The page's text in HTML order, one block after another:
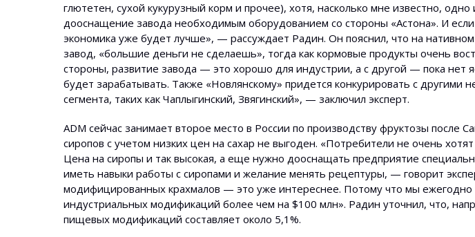
глютетен, сухой кукурузный корм и прочее), хотя, насколько мне известно,
дооснащение завода необходимым оборудованием со стороны «Астона». И
экономика уже будет лучше», — рассуждает Радин. Он пояснил, что на
завод, «большие деньги не сделаешь», тогда как кормовые продукты очень
стороны, развитие завода — это хорошо для индустрии, а с другой — пока нет
будет зарабатывать. Также «Новлянскому» придется конкурировать с другими
сегмента, таких как Чаплыгинский, Звягинский», — заключил эксперт.
ADM сейчас занимает второе место в России по производству фруктозы после
сиропов с учетом низких цен на сахар не выгоден. «Потребители не очень
Цена на сиропы и так высокая, а еще нужно дооснащать предприятие
иметь навыки работы с сиропами и желание менять рецептуры, — говорит
модифицированных крахмалов — это уже интереснее. Потому что мы
индустриальных модификаций более чем на $100 млн». Радин уточнил, что,
пищевых модификаций составляет около 5,1%.